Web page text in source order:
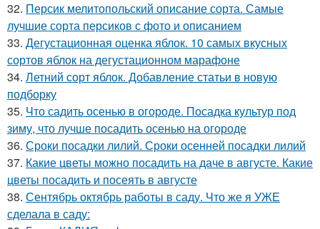
32. Персик мелитопольский описание сорта. Самые
лучшие сорта персиков с фото и описанием
33. Дегустационная оценка яблок. 10 самых вкусных
сортов яблок на дегустационном марафоне
34. Летний сорт яблок. Добавление статьи в новую
подборку
35. Что садить осенью в огороде. Посадка культур под
зиму, что лучше посадить осенью на огороде
36. Сроки посадки лилий. Сроки осенней посадки лилий
37. Какие цветы можно посадить на даче в августе. Какие
цветы посадить и посеять в августе
38. Сентябрь октябрь работы в саду. Что же я УЖЕ
сделала в саду: